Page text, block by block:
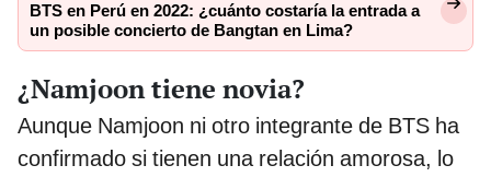
BTS en Perú en 2022: ¿cuánto costaría la entrada a
un posible concierto de Bangtan en Lima?
¿Namjoon tiene novia?
Aunque Namjoon ni otro integrante de BTS ha
confirmado si tienen una relación amorosa, lo